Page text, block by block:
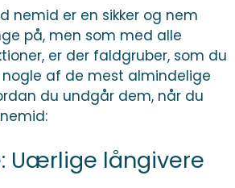
nemid er en sikker og nem
på, men som med alle
er der faldgruber, som du
nogle af de mest almindelige
du undgår dem, når du
Uærlige långivere